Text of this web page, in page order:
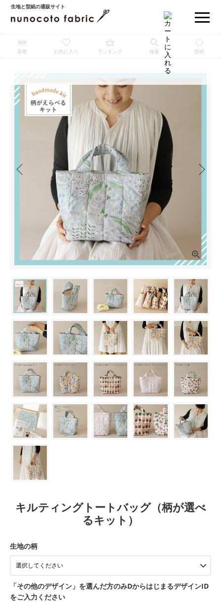
生地と型紙の通販サイト
新着 お気に入り ランキング 検索 型紙
キルティングトートバッグ（柄が選べ
るキット）
生地の柄
「その他のデザイン」を選んだ方のみDからはじまるデザインID
をご入力ください